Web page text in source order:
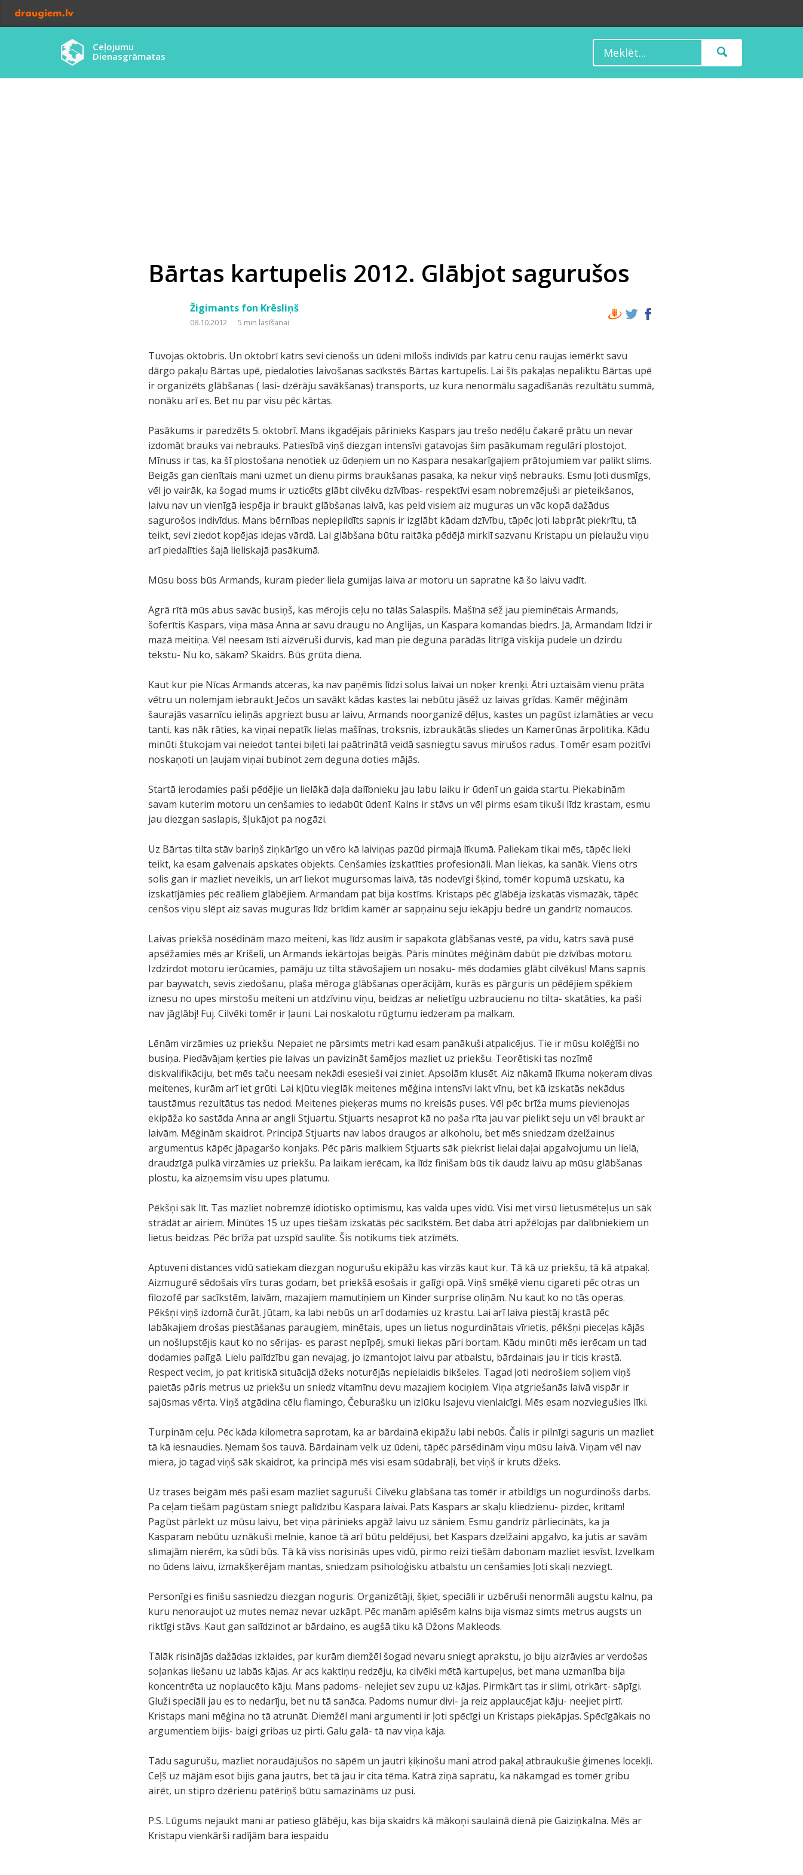
Ceļojumu
Dienasgrāmatas
Bārtas kartupelis 2012. Glābjot sagurušos
Žigimants fon Krēsliņš
08.10.2012 5 min lasīšanai
Tuvojas oktobris. Un oktobrī katrs sevi cienošs un ūdeni mīlošs indivīds par katru cenu raujas iemērkt savu
dārgo pakaļu Bārtas upē, piedaloties laivošanas sacīkstēs Bārtas kartupelis. Lai šīs pakaļas nepaliktu Bārtas upē
ir organizēts glābšanas ( lasi- dzērāju savākšanas) transports, uz kura nenormālu sagadīšanās rezultātu summā,
nonāku arī es. Bet nu par visu pēc kārtas.
Pasākums ir paredzēts 5. oktobrī. Mans ikgadējais pārinieks Kaspars jau trešo nedēļu čakarē prātu un nevar
izdomāt brauks vai nebrauks. Patiesībā viņš diezgan intensīvi gatavojas šim pasākumam regulāri plostojot.
Mīnuss ir tas, ka šī plostošana nenotiek uz ūdeņiem un no Kaspara nesakarīgajiem prātojumiem var palikt slims.
Beigās gan cienītais mani uzmet un dienu pirms braukšanas pasaka, ka nekur viņš nebrauks. Esmu ļoti dusmīgs,
vēl jo vairāk, ka šogad mums ir uzticēts glābt cilvēku dzīvības- respektīvi esam nobremzējuši ar pieteikšanos,
laivu nav un vienīgā iespēja ir braukt glābšanas laivā, kas peld visiem aiz muguras un vāc kopā dažādus
sagurošos indivīdus. Mans bērnības nepiepildīts sapnis ir izglābt kādam dzīvību, tāpēc ļoti labprāt piekrītu, tā
teikt, sevi ziedot kopējas idejas vārdā. Lai glābšana būtu raitāka pēdējā mirklī sazvanu Kristapu un pielaužu viņu
arī piedalīties šajā lieliskajā pasākumā.
Mūsu boss būs Armands, kuram pieder liela gumijas laiva ar motoru un sapratne kā šo laivu vadīt.
Agrā rītā mūs abus savāc busiņš, kas mērojis ceļu no tālās Salaspils. Mašīnā sēž jau pieminētais Armands,
šoferītis Kaspars, viņa māsa Anna ar savu draugu no Anglijas, un Kaspara komandas biedrs. Jā, Armandam līdzi ir
mazā meitiņa. Vēl neesam īsti aizvēruši durvis, kad man pie deguna parādās litrīgā viskija pudele un dzirdu
tekstu- Nu ko, sākam? Skaidrs. Būs grūta diena.
Kaut kur pie Nīcas Armands atceras, ka nav paņēmis līdzi solus laivai un noķer krenķi. Ātri uztaisām vienu prāta
vētru un nolemjam iebraukt Ječos un savākt kādas kastes lai nebūtu jāsēž uz laivas grīdas. Kamēr mēģinām
šaurajās vasarnīcu ieliņās apgriezt busu ar laivu, Armands noorganizē dēļus, kastes un pagūst izlamāties ar vecu
tanti, kas nāk rāties, ka viņai nepatīk lielas mašīnas, troksnis, izbraukātās sliedes un Kamerūnas ārpolitika. Kādu
minūti štukojam vai neiedot tantei biļeti lai paātrinātā veidā sasniegtu savus mirušos radus. Tomēr esam pozitīvi
noskaņoti un ļaujam viņai bubinot zem deguna doties mājās.
Startā ierodamies paši pēdējie un lielākā daļa dalībnieku jau labu laiku ir ūdenī un gaida startu. Piekabinām
savam kuterim motoru un cenšamies to iedabūt ūdenī. Kalns ir stāvs un vēl pirms esam tikuši līdz krastam, esmu
jau diezgan saslapis, šļukājot pa nogāzi.
Uz Bārtas tilta stāv bariņš ziņkārīgo un vēro kā laiviņas pazūd pirmajā līkumā. Paliekam tikai mēs, tāpēc lieki
teikt, ka esam galvenais apskates objekts. Cenšamies izskatīties profesionāli. Man liekas, ka sanāk. Viens otrs
solis gan ir mazliet neveikls, un arī liekot mugursomas laivā, tās nodevīgi šķind, tomēr kopumā uzskatu, ka
izskatījāmies pēc reāliem glābējiem. Armandam pat bija kostīms. Kristaps pēc glābēja izskatās vismazāk, tāpēc
cenšos viņu slēpt aiz savas muguras līdz brīdim kamēr ar sapņainu seju iekāpju bedrē un gandrīz nomaucos.
Laivas priekšā nosēdinām mazo meiteni, kas līdz ausīm ir sapakota glābšanas vestē, pa vidu, katrs savā pusē
apsēžamies mēs ar Krišeli, un Armands iekārtojas beigās. Pāris minūtes mēģinām dabūt pie dzīvības motoru.
Izdzirdot motoru ierūcamies, pamāju uz tilta stāvošajiem un nosaku- mēs dodamies glābt cilvēkus! Mans sapnis
par baywatch, sevis ziedošanu, plaša mēroga glābšanas operācijām, kurās es pārguris un pēdējiem spēkiem
iznesu no upes mirstošu meiteni un atdzīvinu viņu, beidzas ar nelietīgu uzbraucienu no tilta- skatāties, ka paši
nav jāglābj! Fuj. Cilvēki tomēr ir ļauni. Lai noskalotu rūgtumu iedzeram pa malkam.
Lēnām virzāmies uz priekšu. Nepaiet ne pārsimts metri kad esam panākuši atpalicējus. Tie ir mūsu kolēģīši no
busiņa. Piedāvājam ķerties pie laivas un pavizināt šamējos mazliet uz priekšu. Teorētiski tas nozīmē
diskvalifikāciju, bet mēs taču neesam nekādi esesieši vai ziniet. Apsolām klusēt. Aiz nākamā līkuma noķeram divas
meitenes, kurām arī iet grūti. Lai kļūtu vieglāk meitenes mēģina intensīvi lakt vīnu, bet kā izskatās nekādus
taustāmus rezultātus tas nedod. Meitenes pieķeras mums no kreisās puses. Vēl pēc brīža mums pievienojas
ekipāža ko sastāda Anna ar angli Stjuartu. Stjuarts nesaprot kā no paša rīta jau var pielikt seju un vēl braukt ar
laivām. Mēģinām skaidrot. Principā Stjuarts nav labos draugos ar alkoholu, bet mēs sniedzam dzelžainus
argumentus kāpēc jāpagaršo konjaks. Pēc pāris malkiem Stjuarts sāk piekrist lielai daļai apgalvojumu un lielā,
draudzīgā pulkā virzāmies uz priekšu. Pa laikam ierēcam, ka līdz finišam būs tik daudz laivu ap mūsu glābšanas
plostu, ka aizņemsim visu upes platumu.
Pēkšņi sāk līt. Tas mazliet nobremzē idiotisko optimismu, kas valda upes vidū. Visi met virsū lietusmēteļus un sāk
strādāt ar airiem. Minūtes 15 uz upes tiešām izskatās pēc sacīkstēm. Bet daba ātri apžēlojas par dalībniekiem un
lietus beidzas. Pēc brīža pat uzspīd saulīte. Šis notikums tiek atzīmēts.
Aptuveni distances vidū satiekam diezgan nogurušu ekipāžu kas virzās kaut kur. Tā kā uz priekšu, tā kā atpakaļ.
Aizmugurē sēdošais vīrs turas godam, bet priekšā esošais ir galīgi opā. Viņš smēķē vienu cigareti pēc otras un
filozofē par sacīkstēm, laivām, mazajiem mamutiņiem un Kinder surprise oliņām. Nu kaut ko no tās operas.
Pēkšņi viņš izdomā čurāt. Jūtam, ka labi nebūs un arī dodamies uz krastu. Lai arī laiva piestāj krastā pēc
labākajiem drošas piestāšanas paraugiem, minētais, upes un lietus nogurdinātais vīrietis, pēkšņi pieceļas kājās
un nošlupstējis kaut ko no sērijas- es parast nepīpēj, smuki liekas pāri bortam. Kādu minūti mēs ierēcam un tad
dodamies palīgā. Lielu palīdzību gan nevajag, jo izmantojot laivu par atbalstu, bārdainais jau ir ticis krastā.
Respect vecim, jo pat kritiskā situācijā džeks noturējās nepielaidis bikšeles. Tagad ļoti nedrošiem soļiem viņš
paietās pāris metrus uz priekšu un sniedz vitamīnu devu mazajiem kociņiem. Viņa atgriešanās laivā vispār ir
sajūsmas vērta. Viņš atgādina cēlu flamingo, Čeburašku un izlūku Isajevu vienlaicīgi. Mēs esam nozviegušies līki.
Turpinām ceļu. Pēc kāda kilometra saprotam, ka ar bārdainā ekipāžu labi nebūs. Čalis ir pilnīgi saguris un mazliet
tā kā iesnaudies. Ņemam šos tauvā. Bārdainam velk uz ūdeni, tāpēc pārsēdinām viņu mūsu laivā. Viņam vēl nav
miera, jo tagad viņš sāk skaidrot, ka principā mēs visi esam sūdabrāļi, bet viņš ir kruts džeks.
Uz trases beigām mēs paši esam mazliet saguruši. Cilvēku glābšana tas tomēr ir atbildīgs un nogurdinošs darbs.
Pa ceļam tiešām pagūstam sniegt palīdzību Kaspara laivai. Pats Kaspars ar skaļu kliedzienu- pizdec, krītam!
Pagūst pārlekt uz mūsu laivu, bet viņa pārinieks apgāž laivu uz sāniem. Esmu gandrīz pārliecināts, ka ja
Kasparam nebūtu uznākuši melnie, kanoe tā arī būtu peldējusi, bet Kaspars dzelžaini apgalvo, ka jutis ar savām
slimajām nierēm, ka sūdi būs. Tā kā viss norisinās upes vidū, pirmo reizi tiešām dabonam mazliet iesvīst. Izvelkam
no ūdens laivu, izmakšķerējam mantas, sniedzam psiholoģisku atbalstu un cenšamies ļoti skaļi nezviegt.
Personīgi es finišu sasniedzu diezgan noguris. Organizētāji, šķiet, speciāli ir uzbēruši nenormāli augstu kalnu, pa
kuru nenoraujot uz mutes nemaz nevar uzkāpt. Pēc manām aplēsēm kalns bija vismaz simts metrus augsts un
riktīgi stāvs. Kaut gan salīdzinot ar bārdaino, es augšā tiku kā Džons Makleods.
Tālāk risinājās dažādas izklaides, par kurām diemžēl šogad nevaru sniegt aprakstu, jo biju aizrāvies ar verdošas
soļankas liešanu uz labās kājas. Ar acs kaktiņu redzēju, ka cilvēki mētā kartupeļus, bet mana uzmanība bija
koncentrēta uz noplaucēto kāju. Mans padoms- nelejiet sev zupu uz kājas. Pirmkārt tas ir slimi, otrkārt- sāpīgi.
Gluži speciāli jau es to nedarīju, bet nu tā sanāca. Padoms numur divi- ja reiz applaucējat kāju- neejiet pirtī.
Kristaps mani mēģina no tā atrunāt. Diemžēl mani argumenti ir ļoti spēcīgi un Kristaps piekāpjas. Spēcīgākais no
argumentiem bijis- baigi gribas uz pirti. Galu galā- tā nav viņa kāja.
Tādu sagurušu, mazliet noraudājušos no sāpēm un jautri ķiķinošu mani atrod pakaļ atbraukušie ģimenes locekļi.
Ceļš uz mājām esot bijis gana jautrs, bet tā jau ir cita tēma. Katrā ziņā sapratu, ka nākamgad es tomēr gribu
airēt, un stipro dzērienu patēriņš būtu samazināms uz pusi.
P.S. Lūgums nejaukt mani ar patieso glābēju, kas bija skaidrs kā mākoņi saulainā dienā pie Gaiziņkalna. Mēs ar
Kristapu vienkārši radījām bara iespaidu